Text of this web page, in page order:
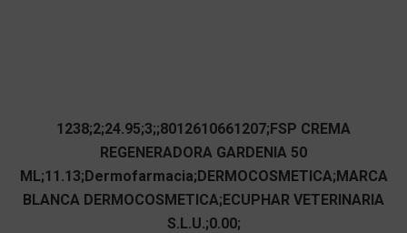
1238;2;24.95;3;;8012610661207;FSP CREMA
REGENERADORA GARDENIA 50
ML;11.13;Dermofarmacia;DERMOCOSMETICA;MARCA
BLANCA DERMOCOSMETICA;ECUPHAR VETERINARIA
S.L.U.;0.00;